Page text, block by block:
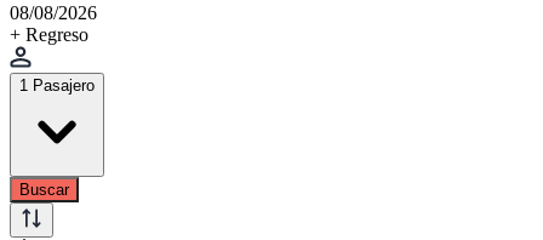
08/08/2026
+ Regreso
1 Pasajero
Buscar